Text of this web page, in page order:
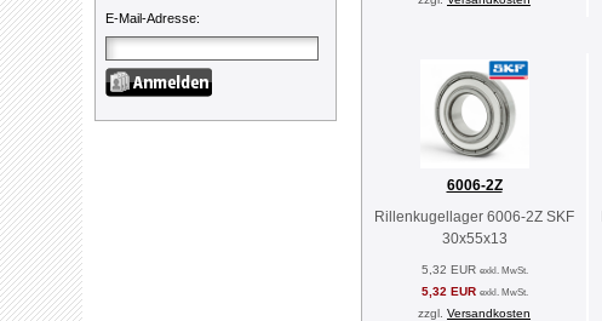
E-Mail-Adresse:
6006-2Z
Rillenkugellager 6006-2Z SKF
30x55x13
5,32 EUR exkl. MwSt.
5,32 EUR exkl. MwSt.
zzgl. Versandkosten